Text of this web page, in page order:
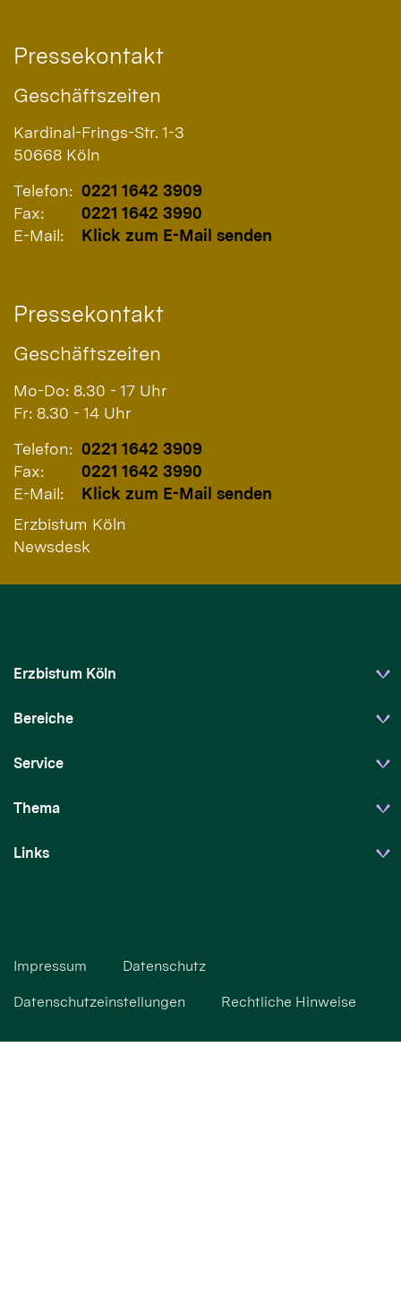
Pressekontakt
Geschäftszeiten
Kardinal-Frings-Str. 1-3
50668 Köln
Telefon: 0221 1642 3909
Fax:
0221 1642 3990
E-Mail:
Klick zum E-Mail senden
Pressekontakt
Geschäftszeiten
Mo-Do: 8.30 - 17 Uhr
Fr: 8.30 - 14 Uhr
Telefon: 0221 1642 3909
Fax:
0221 1642 3990
E-Mail:
Klick zum E-Mail senden
Erzbistum Köln
Newsdesk
Erzbistum Köln
Bereiche
Service
Thema
Links
Impressum Datenschutz
Datenschutzeinstellungen Rechtliche Hinweise